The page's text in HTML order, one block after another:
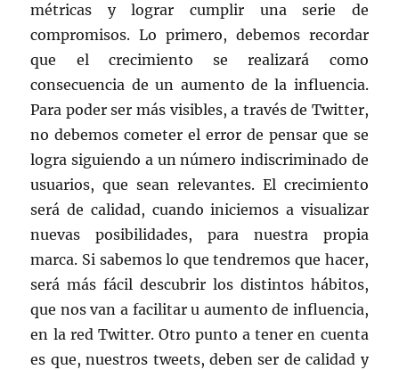
métricas y lograr cumplir una serie de
compromisos. Lo primero, debemos recordar
que el crecimiento se realizará como
consecuencia de un aumento de la influencia.
Para poder ser más visibles, a través de Twitter,
no debemos cometer el error de pensar que se
logra siguiendo a un número indiscriminado de
usuarios, que sean relevantes. El crecimiento
será de calidad, cuando iniciemos a visualizar
nuevas posibilidades, para nuestra propia
marca. Si sabemos lo que tendremos que hacer,
será más fácil descubrir los distintos hábitos,
que nos van a facilitar u aumento de influencia,
en la red Twitter. Otro punto a tener en cuenta
es que, nuestros tweets, deben ser de calidad y